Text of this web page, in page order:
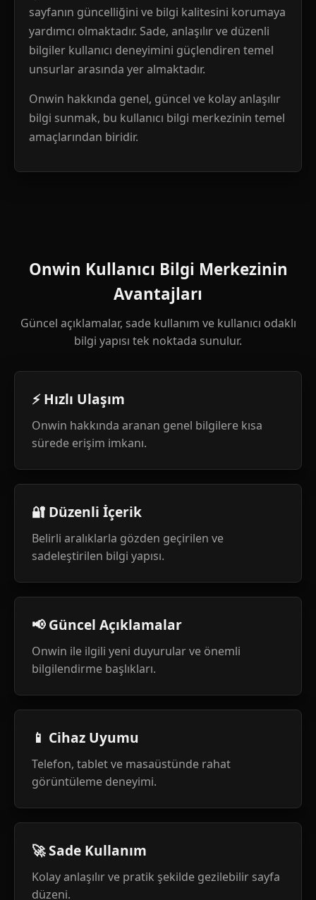
sayfanın güncelliğini ve bilgi kalitesini korumaya
yardımcı olmaktadır. Sade, anlaşılır ve düzenli
bilgiler kullanıcı deneyimini güçlendiren temel
unsurlar arasında yer almaktadır.
Onwin hakkında genel, güncel ve kolay anlaşılır
bilgi sunmak, bu kullanıcı bilgi merkezinin temel
amaçlarından biridir.
Onwin Kullanıcı Bilgi Merkezinin
Avantajları
Güncel açıklamalar, sade kullanım ve kullanıcı odaklı
bilgi yapısı tek noktada sunulur.
⚡ Hızlı Ulaşım
Onwin hakkında aranan genel bilgilere kısa
sürede erişim imkanı.
🔐 Düzenli İçerik
Belirli aralıklarla gözden geçirilen ve
sadeleştirilen bilgi yapısı.
📢 Güncel Açıklamalar
Onwin ile ilgili yeni duyurular ve önemli
bilgilendirme başlıkları.
📱 Cihaz Uyumu
Telefon, tablet ve masaüstünde rahat
görüntüleme deneyimi.
🚀 Sade Kullanım
Kolay anlaşılır ve pratik şekilde gezilebilir sayfa
düzeni.